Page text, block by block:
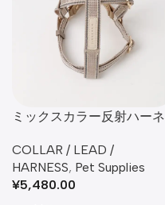
ミックスカラー反射ハーネ
COLLAR / LEAD /
HARNESS, Pet Supplies
¥5,480.00